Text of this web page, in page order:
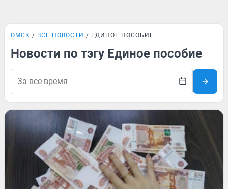
ОМСК ВСЕ НОВОСТИ ЕДИНОЕ ПОСОБИЕ
Новости по тэгу Единое пособие